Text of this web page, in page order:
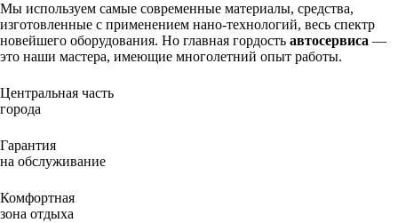
Мы используем самые современные материалы, средства,
изготовленные с применением нано-технологий, весь спектр
новейшего оборудования. Но главная гордость автосервиса ―
это наши мастера, имеющие многолетний опыт работы.
Центральная часть
города
Гарантия
на обслуживание
Комфортная
зона отдыха